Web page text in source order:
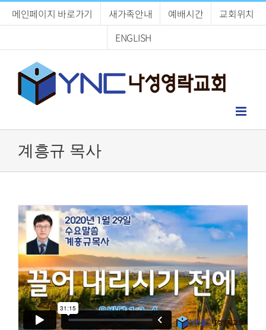
메인페이지 바로가기 새가족안내 예배시간
교회위치
ENGLISH
계흥규 목사